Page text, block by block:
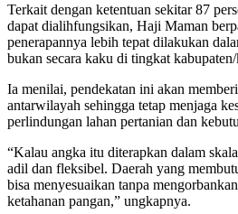
Terkait dengan ketentuan sekitar 87
dapat dialihfungsikan, Haji Maman
penerapannya lebih tepat dilakukan
bukan secara kaku di tingkat
Ia menilai, pendekatan ini akan
antarwilayah sehingga tetap menjaga
perlindungan lahan pertanian dan
“Kalau angka itu diterapkan dalam
adil dan fleksibel. Daerah yang
bisa menyesuaikan tanpa
ketahanan pangan,” ungkapnya.